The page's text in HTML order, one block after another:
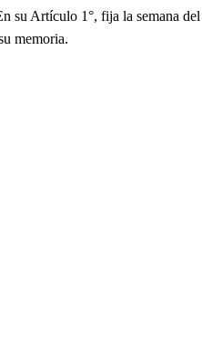
su Artículo 1°, fija la semana
memoria.